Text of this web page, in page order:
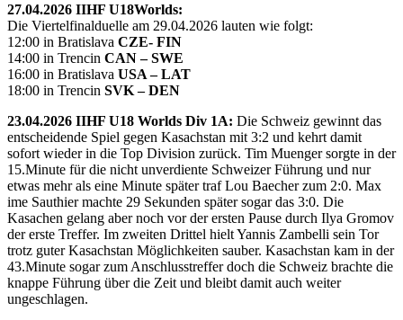
27.04.2026 IIHF U18Worlds:
Die Viertelfinalduelle am 29.04.2026 lauten wie folgt:
12:00 in Bratislava CZE- FIN
14:00 in Trencin CAN – SWE
16:00 in Bratislava USA – LAT
18:00 in Trencin SVK – DEN
23.04.2026 IIHF U18 Worlds Div 1A: Die Schweiz gewinnt das
entscheidende Spiel gegen Kasachstan mit 3:2 und kehrt damit
sofort wieder in die Top Division zurück. Tim Muenger sorgte in der
15.Minute für die nicht unverdiente Schweizer Führung und nur
etwas mehr als eine Minute später traf Lou Baecher zum 2:0. Max
ime Sauthier machte 29 Sekunden später sogar das 3:0. Die
Kasachen gelang aber noch vor der ersten Pause durch Ilya Gromov
der erste Treffer. Im zweiten Drittel hielt Yannis Zambelli sein Tor
trotz guter Kasachstan Möglichkeiten sauber. Kasachstan kam in der
43.Minute sogar zum Anschlusstreffer doch die Schweiz brachte die
knappe Führung über die Zeit und bleibt damit auch weiter
ungeschlagen.